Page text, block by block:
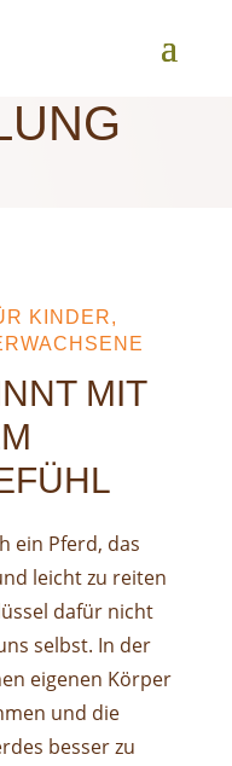
KINDER,
MIT
ein Pferd, das
leicht zu reiten
dafür nicht
selbst. In der
eigenen Körper
und die
besser zu